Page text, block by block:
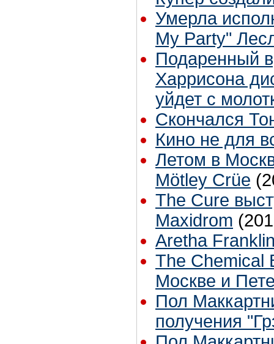
Умерла
My Party"
Подаренный
Харрисона
уйдет с
Скончался
Кино не для
Летом в
Mötley Crüe
The Cure
Maxidrom
Aretha
The Chemical
Москве и
Пол
получения